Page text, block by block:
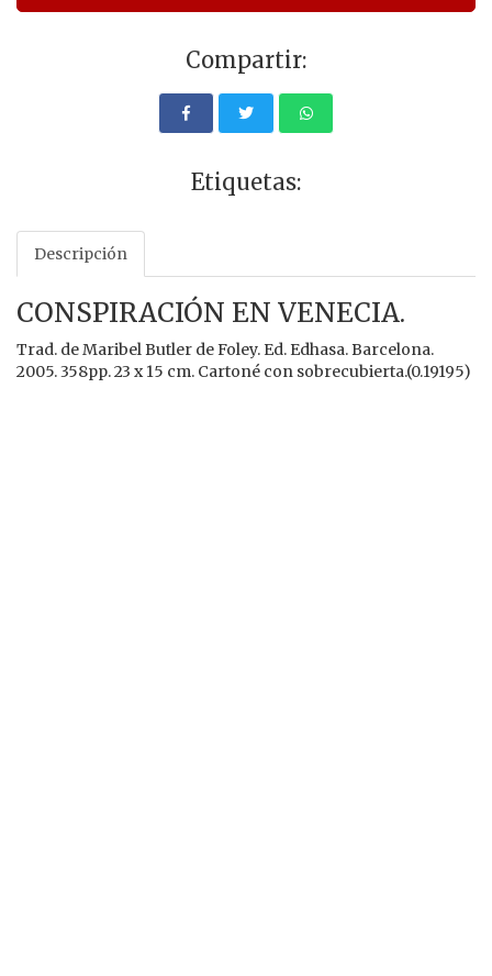
Compartir:
Etiquetas:
Descripción
CONSPIRACIÓN EN VENECIA.
Trad. de Maribel Butler de Foley. Ed. Edhasa. Barcelona.
2005. 358pp. 23 x 15 cm. Cartoné con sobrecubierta.(0.19195)